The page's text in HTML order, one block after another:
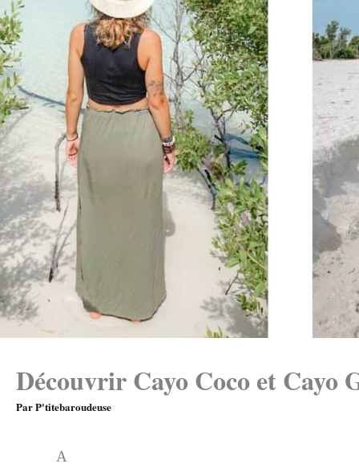
Découvrir Cayo Coco et Cayo
ParP'titebaroudeuse
A